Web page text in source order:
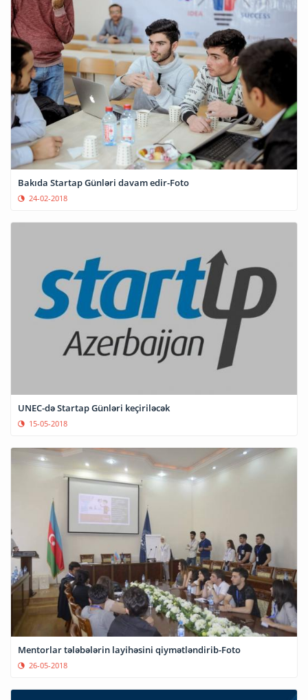
Bakıda Startap Günləri davam edir-Foto
24-02-2018
UNEC-də Startap Günləri keçiriləcək
15-05-2018
Mentorlar tələbələrin layihəsini qiymətləndirib-Foto
26-05-2018